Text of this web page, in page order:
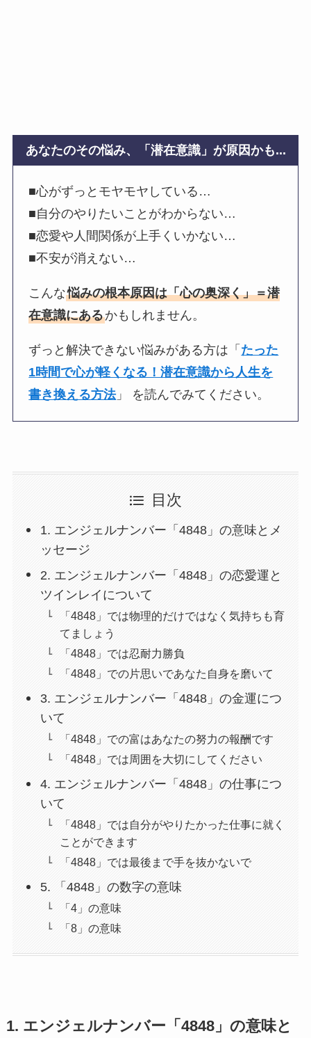
あなたのその悩み、「潜在意識」が原因かも...
■心がずっとモヤモヤしている…
■自分のやりたいことがわからない…
■恋愛や人間関係が上手くいかない…
■不安が消えない…
こんな悩みの根本原因は「心の奥深く」＝潜
在意識にあるかもしれません。
ずっと解決できない悩みがある方は「 たった
1時間で心が軽くなる！潜在意識から人生を
書き換える方法」 を読んでみてください。
目次
1. エンジェルナンバー「4848」の意味とメ
ッセージ
2. エンジェルナンバー「4848」の恋愛運と
ツインレイについて
「4848」では物理的だけではなく気持ちも育
てましょう
「4848」では忍耐力勝負
「4848」での片思いであなた自身を磨いて
3. エンジェルナンバー「4848」の金運につ
いて
「4848」での富はあなたの努力の報酬です
「4848」では周囲を大切にしてください
4. エンジェルナンバー「4848」の仕事につ
いて
「4848」では自分がやりたかった仕事に就く
ことができます
「4848」では最後まで手を抜かないで
5. 「4848」の数字の意味
「4」の意味
「8」の意味
1. エンジェルナンバー「4848」の意味と